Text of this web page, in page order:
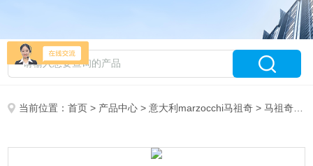
当前位置：首页 > 产品中心 >意大利marzocchi马祖奇 >马祖奇ALP